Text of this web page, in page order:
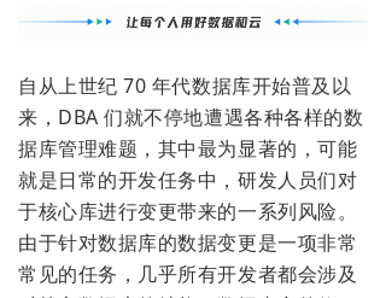
自从上世纪 70 年代数据库开始普及以
来，DBA 们就不停地遭遇各种各样的数
据库管理难题，其中最为显著的，可能
就是日常的开发任务中，研发人员们对
于核心库进行变更带来的一系列风险。
由于针对数据库的数据变更是一项非常
常见的任务，几乎所有开发者都会涉及